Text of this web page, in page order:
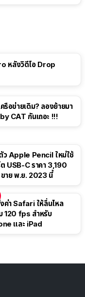
หลังวิดีโอ Drop
ครือข่ายเดิม? ลองย้ายมา
CAT กันเถอะ !!!
ว Apple Pencil ใหม่ใช้
USB-C ราคา 3,190
ขาย พ.ย. 2023 นี้
ค่า Safari ให้ลื่นไหล
120 fps สำหรับ
และ iPad